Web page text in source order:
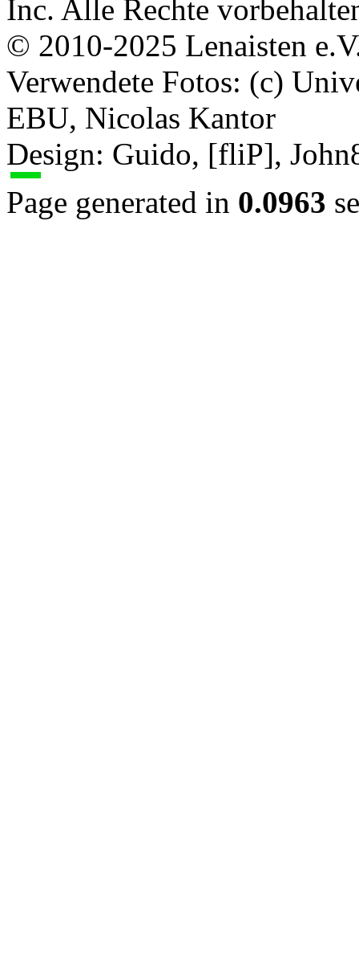
Inc. Alle Rechte
© 2010-2025 Lenaisten
Verwendete Fotos: (c)
EBU, Nicolas Kantor
Design: Guido, [fliP],
Page generated in 0.0963